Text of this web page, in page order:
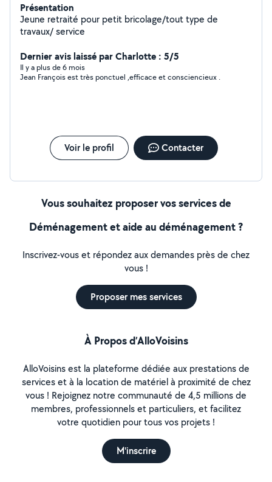
Présentation
Jeune retraité pour petit bricolage/tout type de
travaux/ service
Dernier avis laissé par Charlotte : 5/5
Il y a plus de 6 mois
Jean François est très ponctuel ,efficace et consciencieux .
Voir le profil Contacter
Vous souhaitez proposer vos services de
Déménagement et aide au déménagement ?
Inscrivez-vous et répondez aux demandes près de chez
vous !
Proposer mes services
À Propos d’AlloVoisins
AlloVoisins est la plateforme dédiée aux prestations de
services et à la location de matériel à proximité de chez
vous ! Rejoignez notre communauté de 4,5 millions de
membres, professionnels et particuliers, et facilitez
votre quotidien pour tous vos projets !
M'inscrire